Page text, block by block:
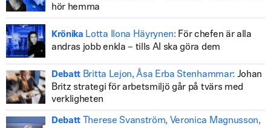
hör hemma
Krönika Lotta Ilona Häyrynen: För chefen är alla
andras jobb enkla – tills AI ska göra dem
Debatt Britta Lejon, Åsa Erba Stenhammar: Johan
Britz strategi för arbetsmiljö går på tvärs med
verkligheten
Debatt
Therese Svanström, Veronica Magnusson,